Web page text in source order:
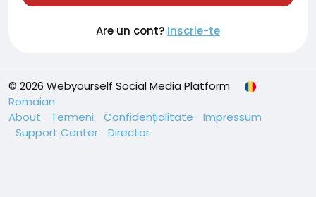
Are un cont? Inscrie-te
© 2026 Webyourself Social Media Platform
Romaian
About
Termeni Confidențialitate
Impressum
Support Center
Director